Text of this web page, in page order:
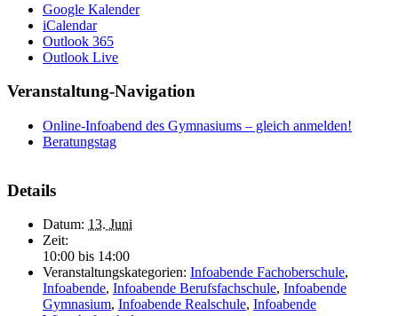
Google Kalender
iCalendar
Outlook 365
Outlook Live
Veranstaltung-Navigation
Online-Infoabend des Gymnasiums – gleich anmelden!
Beratungstag
Details
Datum: 13. Juni
Zeit:
10:00 bis 14:00
Veranstaltungskategorien: Infoabende Fachoberschule,
Infoabende, Infoabende Berufsfachschule, Infoabende
Gymnasium, Infoabende Realschule, Infoabende